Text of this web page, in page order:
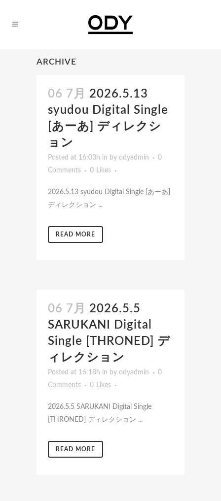
ARCHIVE
06 7月
2026.5.13
syudou Digital Single
[あーあ] ディレクシ
ョン
Posted at 16:03h in by odyadmin
0
Comments
0 Likes
2026.5.13 syudou Digital Single [あーあ]
ディレクション ...
READ MORE
06 7月
2026.5.5
SARUKANI Digital
Single [THRONED] デ
ィレクション
Posted at 16:18h in by odyadmin
0
Comments
0 Likes
2026.5.5 SARUKANI Digital Single
[THRONED] ディレクション ...
READ MORE